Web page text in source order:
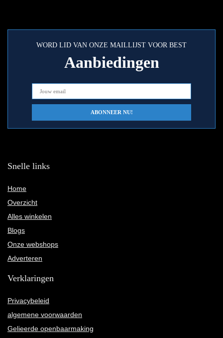
WORD LID VAN ONZE MAILLIJST VOOR BEST
Aanbiedingen
Snelle links
Home
Overzicht
Alles winkelen
Blogs
Onze webshops
Adverteren
Verklaringen
Privacybeleid
algemene voorwaarden
Gelieerde openbaarmaking